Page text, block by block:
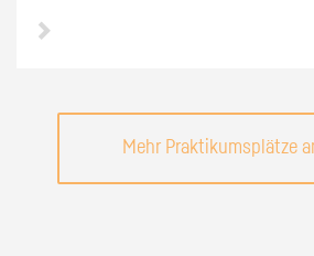
Mehr Praktikumsplätze